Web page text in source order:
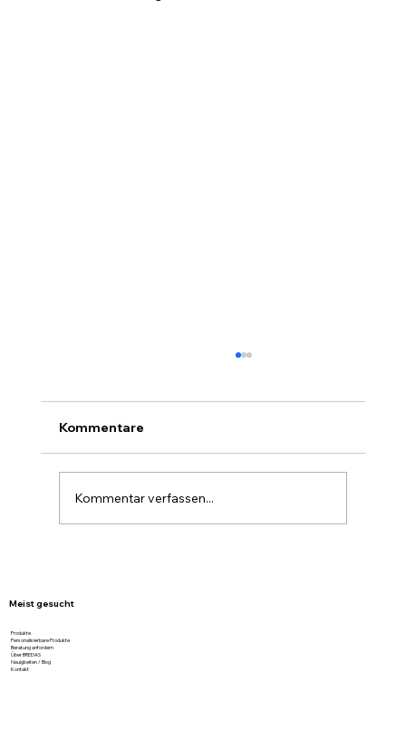
Kommentare
Kommentar verfassen...
Meist gesucht
Produkte
Personalisierbare Produkte
Beratung anfordern
Über BREDAS
Neuigkeiten / Blog
Kontakt